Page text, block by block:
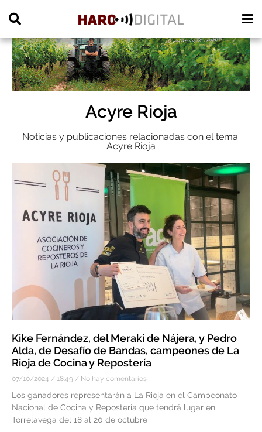
Acyre Rioja
Noticias y publicaciones relacionadas con el tema:
Acyre Rioja
Kike Fernández, del Meraki de Nájera, y Pedro
Alda, de Desafío de Bandas, campeones de La
Rioja de Cocina y Repostería
07/10/2024 18:49 No hay comentarios
Los ganadores representarán a La Rioja en el Campeonato
Nacional de Cocina y Repostería que tendrá lugar en
Torrelavega del 18 al 20 de octubre